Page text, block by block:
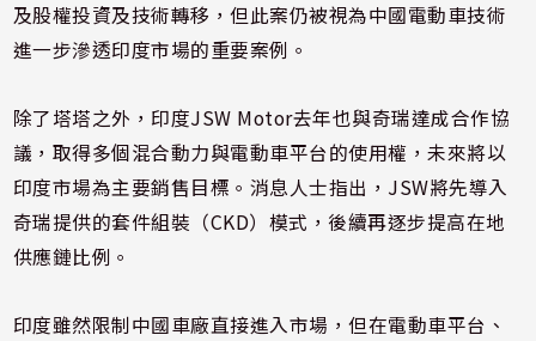
及股權投資及技術轉移，但此案仍被視為中國電動車技術
進一步滲透印度市場的重要案例。
除了塔塔之外，印度JSW Motor去年也與奇瑞達成合作協
議，取得多個混合動力與電動車平台的使用權，未來將以
印度市場為主要銷售目標。消息人士指出，JSW將先導入
奇瑞提供的套件組裝（CKD）模式，後續再逐步提高在地
供應鏈比例。
印度雖然限制中國車廠直接進入市場，但在電動車平台、